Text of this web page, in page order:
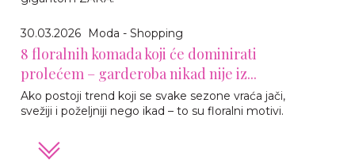
30.03.2026 Moda - Shopping
8 floralnih komada koji će dominirati
prolećem – garderoba nikad nije iz...
Ako postoji trend koji se svake sezone vraća jači,
svežiji i poželjniji nego ikad – to su floralni motivi.